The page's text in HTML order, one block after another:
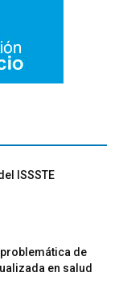
ISSSTE
problemática de
en salud